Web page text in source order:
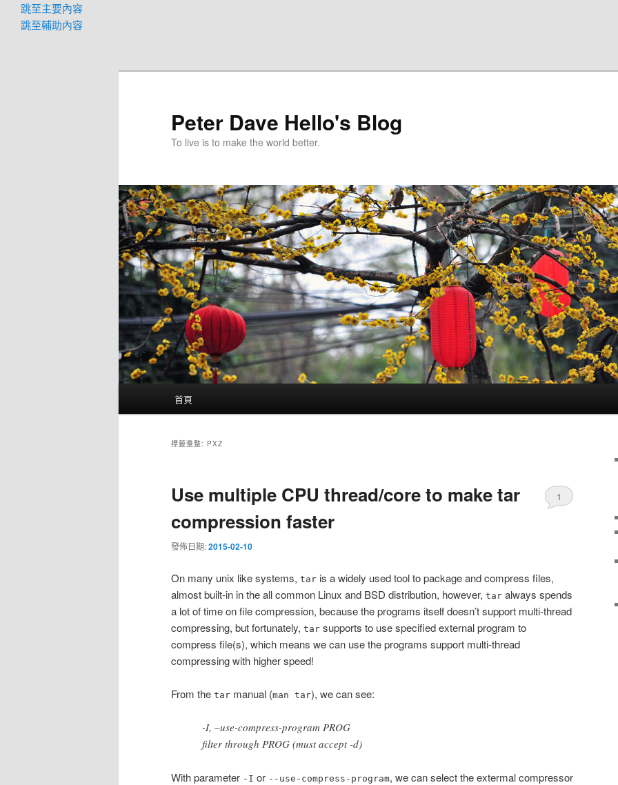
跳至主要內容
跳至輔助內容
Peter Dave Hello's Blog
To live is to make the world better.
首頁
標籤彙整: PXZ
Use multiple CPU thread/core to make tar
compression faster
發佈日期:2015-02-10
1
On many unix like systems, tar is a widely used tool to package and compress files,
almost built-in in the all common Linux and BSD distribution, however, tar always spends
a lot of time on file compression, because the programs itself doesn’t support multi-thread
compressing, but fortunately, tar supports to use specified external program to
compress file(s), which means we can use the programs support multi-thread
compressing with higher speed!
From the tar manual (man tar), we can see:
-I, –use-compress-program PROG
filter through PROG (must accept -d)
With parameter -I or --use-compress-program, we can select the extermal compressor